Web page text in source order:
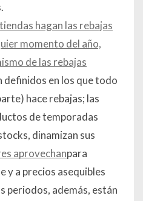
hagan las rebajas
momento del año,
de las rebajas
definidos en los que todo
hace rebajas; las
de temporadas
dinamizan sus
aprovechanpara
y a precios asequibles
periodos, además, están